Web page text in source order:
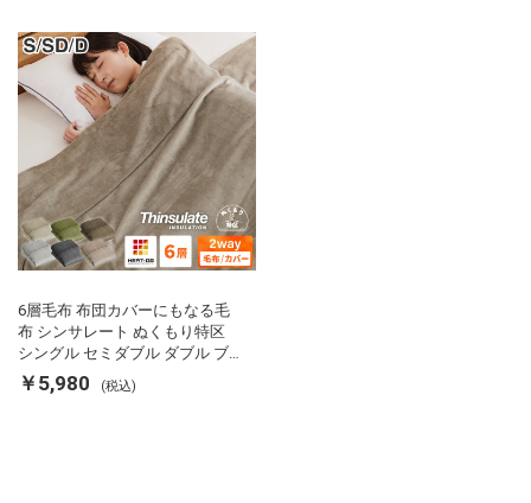
6層毛布 布団カバーにもなる毛
布 シンサレート ぬくもり特区
シングル セミダブル ダブル ブ
ランケット 掛け布団カバー フラ
ンネル 保温 蓄熱 吸湿 発熱 断熱
￥5,980 (税込)